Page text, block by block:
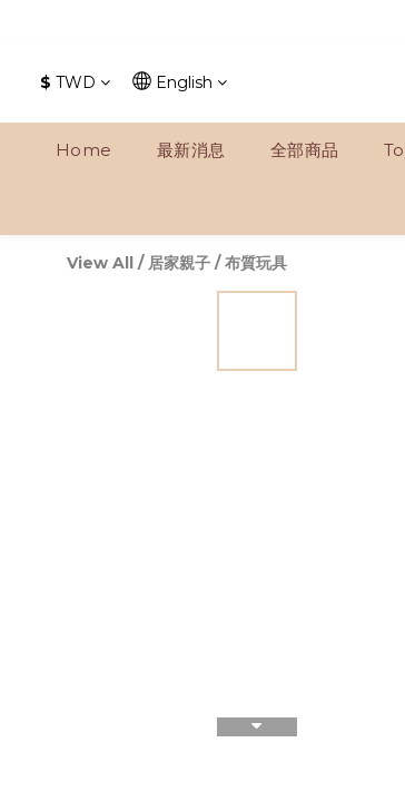
$ TWD English
Home 最新消息 全部商品
View All / 居家親子 /布質玩具